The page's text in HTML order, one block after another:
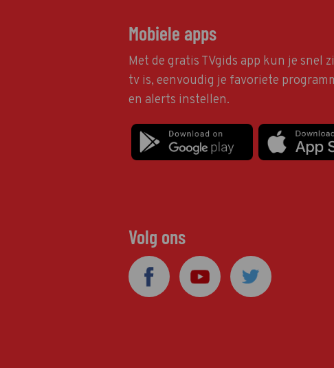
Mobiele apps
Met de gratis TVgids app kun je snel
tv is, eenvoudig je favoriete
en alerts instellen.
Volg ons